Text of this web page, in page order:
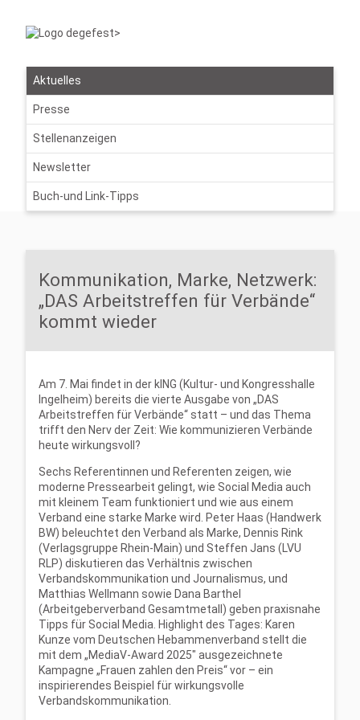
Aktuelles
Presse
Stellenanzeigen
Newsletter
Buch-und Link-Tipps
Kommunikation, Marke, Netzwerk:
„DAS Arbeitstreffen für Verbände“
kommt wieder
Am 7. Mai findet in der kING (Kultur- und Kongresshalle
Ingelheim) bereits die vierte Ausgabe von „DAS
Arbeitstreffen für Verbände“ statt – und das Thema
trifft den Nerv der Zeit: Wie kommunizieren Verbände
heute wirkungsvoll?
Sechs Referentinnen und Referenten zeigen, wie
moderne Pressearbeit gelingt, wie Social Media auch
mit kleinem Team funktioniert und wie aus einem
Verband eine starke Marke wird. Peter Haas (Handwerk
BW) beleuchtet den Verband als Marke, Dennis Rink
(Verlagsgruppe Rhein-Main) und Steffen Jans (LVU
RLP) diskutieren das Verhältnis zwischen
Verbandskommunikation und Journalismus, und
Matthias Wellmann sowie Dana Barthel
(Arbeitgeberverband Gesamtmetall) geben praxisnahe
Tipps für Social Media. Highlight des Tages: Karen
Kunze vom Deutschen Hebammenverband stellt die
mit dem „MediaV-Award 2025″ ausgezeichnete
Kampagne „Frauen zahlen den Preis“ vor – ein
inspirierendes Beispiel für wirkungsvolle
Verbandskommunikation.